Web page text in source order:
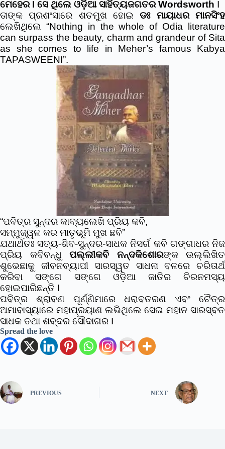
ମେହେର I ସେ ଥିଲେ ଓଡ଼ିଆ ସାହିତ୍ୟଜଗତର Wordsworth I
ତାଙ୍କ ପ୍ରଶଂସାରେ ଶତମୁଖ ହୋଇଡଃ ମାୟାଧର ମାନସିଂହ
ଲେଖିଥିଲେ “Nothing in the whole of Odia literature
can surpass the beauty, charm and grandeur of Sita
as she comes to life in Meher’s famous Kabya
TAPASWEENI”.
“ପବିତ୍ର ସୁନ୍ଦର କାବ୍ୟଲେଖି ପ୍ରିୟ କବି,
ସମ୍ମୁଜ୍ୱଳ କର ମାତୃଭୂମି ମୁଖ ଛବି”
ଯଥାର୍ଥତଃ ସତ୍ୟ-ଶିବ-ସୁନ୍ଦର-ସାଧକ ନିସର୍ଗ କବି ଗଙ୍ଗାଧର ନିଜ
ପ୍ରିୟ କବିବନ୍ଧୁ ପଲ୍ଲୀକବି ନନ୍ଦକିଶୋରଙ୍କ ଉଲ୍ଲିଖିତ
ଶୁଭେଛାକୁ ଜୀବନବ୍ୟାପୀ ସାରସ୍ୱତ ସାଧନା ବଳରେ ଚରିତାର୍ଥ
କରିବା ସଙ୍ଗେ ସଙ୍ଗେ ଓଡ଼ିଆ ଜାତିର ଚିରନମସ୍ୟ
ହୋଇପାରିଛନ୍ତି I
ପବିତ୍ର ଶ୍ରାବଣ ପୂର୍ଣ୍ଣିମାରେ ଧରାବତରଣ ଏବଂ ଚୈତ୍ର
ଅମାବାସ୍ୟାରେ ମହାପ୍ରୟାଣ ଲଭିଥିଲେ ସେଇ ମହାନ ସାରସ୍ବତ
ସାଧକ ତଥା ଶବ୍ଦର ସୌଦାଗର I
Spread the love
PREVIOUS NEXT